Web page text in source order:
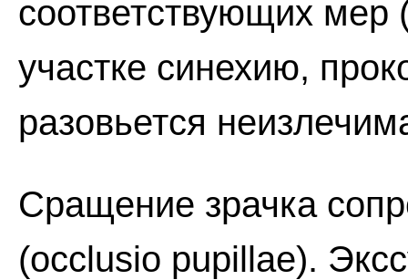
соответствующих мер
участке синехию,
разовьется
Сращение зрачка
(occlusio pupillae).